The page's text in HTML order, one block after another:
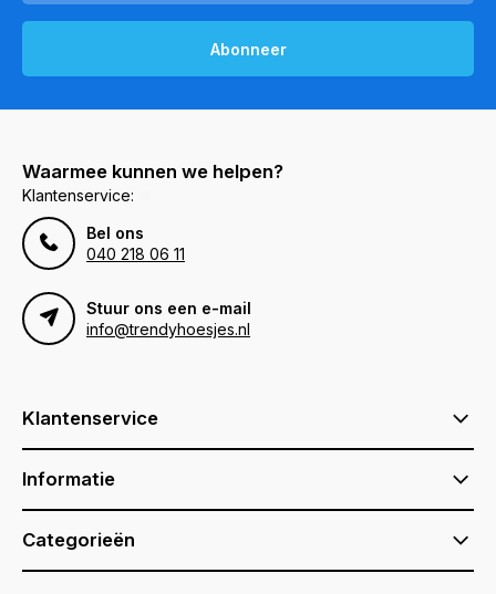
Abonneer
Waarmee kunnen we helpen?
Klantenservice:
Bel ons
040 218 06 11
Stuur ons een e-mail
info@trendyhoesjes.nl
Klantenservice
Informatie
Categorieën